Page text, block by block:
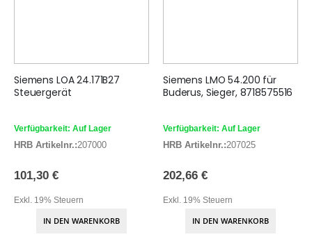
Siemens LOA 24.171B27
Steuergerät
Verfügbarkeit: Auf Lager
HRB Artikelnr.:207000
101,30 €
Exkl. 19% Steuern
IN DEN WARENKORB
Siemens LMO 54.200 für
Buderus, Sieger, 8718575516
Verfügbarkeit: Auf Lager
HRB Artikelnr.:207025
202,66 €
Exkl. 19% Steuern
IN DEN WARENKORB